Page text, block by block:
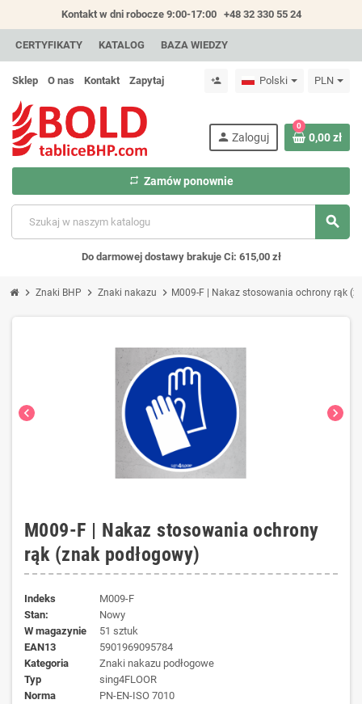
Kontakt w dni robocze 9:00-17:00 +48 32 330 55 24
CERTYFIKATY KATALOG BAZA WIEDZY
Sklep O nas Kontakt Zapytaj person_add Polski PLN
search
person Zaloguj
repeat Zamów ponownie
0
0,00 zł
Do darmowej dostawy brakuje Ci: 615,00 zł
chevron_right Znaki BHP chevron_right Znaki nakazu chevron_right M009-F | Nakaz stosowania ochrony rąk
chevron_left chevron_right
M009-F | Nakaz stosowania ochrony
rąk (znak podłogowy)
Indeks
M009-F
Stan:
Nowy
W magazynie
51 sztuk
EAN13
5901969095784
kategoria
Znaki nakazu podłogowe
typ
sing4FLOOR
norma
PN-EN-ISO 7010